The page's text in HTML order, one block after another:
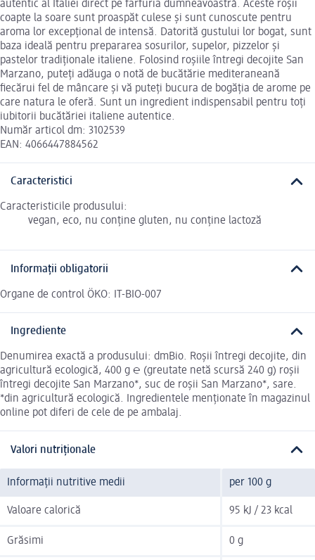
autentic al Italiei direct pe farfuria dumneavoastră. Aceste roșii
coapte la soare sunt proaspăt culese și sunt cunoscute pentru
aroma lor excepțional de intensă. Datorită gustului lor bogat, sunt
baza ideală pentru prepararea sosurilor, supelor, pizzelor și
pastelor tradiționale italiene. Folosind roșiile întregi decojite San
Marzano, puteți adăuga o notă de bucătărie mediteraneană
fiecărui fel de mâncare și vă puteți bucura de bogăția de arome pe
care natura le oferă. Sunt un ingredient indispensabil pentru toți
iubitorii bucătăriei italiene autentice.
Număr articol dm: 3102539
EAN: 4066447884562
Caracteristici
Caracteristicile produsului:
vegan, eco, nu conține gluten, nu conține lactoză
Informații obligatorii
Organe de control ÖKO: IT-BIO-007
Ingrediente
Denumirea exactă a produsului: dmBio. Roșii întregi decojite, din
agricultură ecologică, 400 g ℮ (greutate netă scursă 240 g) roșii
întregi decojite San Marzano*, suc de roșii San Marzano*, sare.
*din agricultură ecologică. Ingredientele menționate în magazinul
online pot diferi de cele de pe ambalaj.
Valori nutriționale
Informații nutritive medii per 100 g
Valoare calorică 95 kJ / 23 kcal
Grăsimi 0 g